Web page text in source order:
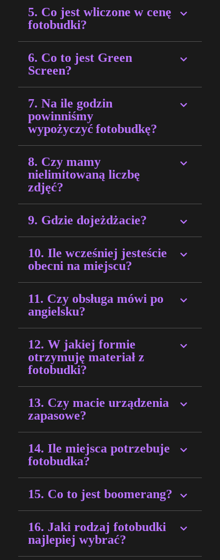
5. Co jest wliczone w cenę
fotobudki?
6. Co to jest Green
Screen?
7. Na ile godzin
powinniśmy
wypożyczyć fotobudkę?
8. Czy mamy
nielimitowaną liczbę
zdjęć?
9. Gdzie dojeżdżacie?
10. Ile wcześniej jesteście
obecni na miejscu?
11. Czy obsługa mówi po
angielsku?
12. W jakiej formie
otrzymuję materiał z
fotobudki?
13. Czy macie urządzenia
zapasowe?
14. Ile miejsca potrzebuje
fotobudka?
15. Co to jest boomerang?
16. Jaki rodzaj fotobudki
najlepiej wybrać?